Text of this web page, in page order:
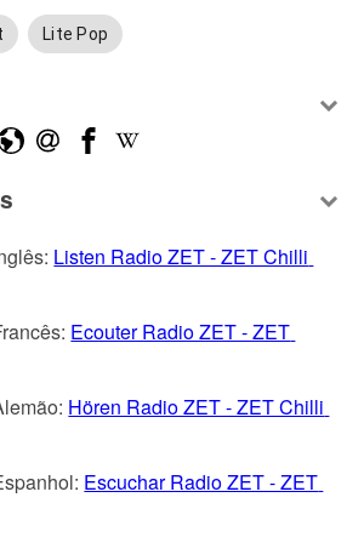
Lite Pop
Listen Radio ZET - ZET Chilli
Ecouter Radio ZET - ZET
Hören Radio ZET - ZET Chilli
Escuchar Radio ZET - ZET